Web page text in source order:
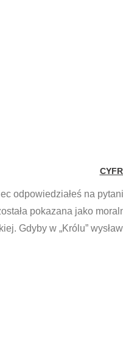
odpowiedziałeś na
pokazana jako
Gdyby w „Królu”